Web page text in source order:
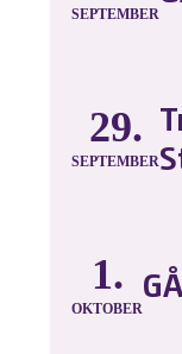
SEPTEMBER
29.
SEPTEMBER
1.
OKTOBER